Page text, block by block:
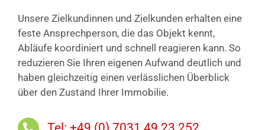
Unsere Zielkundinnen und Zielkunden erhalten eine
feste Ansprechperson, die das Objekt kennt,
Abläufe koordiniert und schnell reagieren kann. So
reduzieren Sie Ihren eigenen Aufwand deutlich und
haben gleichzeitig einen verlässlichen Überblick
über den Zustand Ihrer Immobilie.